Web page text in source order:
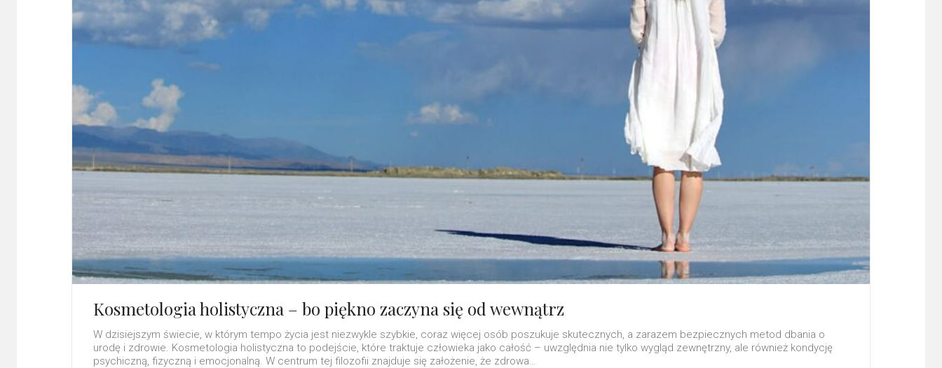
Kosmetologia holistyczna – bo piękno zaczyna się od wewnątrz
W dzisiejszym świecie, w którym tempo życia jest niezwykle szybkie, coraz więcej osób poszukuje skutecznych, a zarazem bezpiecznych metod dbania o
urodę i zdrowie. Kosmetologia holistyczna to podejście, które traktuje człowieka jako całość – uwzględnia nie tylko wygląd zewnętrzny, ale również kondycję
psychiczną, fizyczną i emocjonalną. W centrum tej filozofii znajduje się założenie, że zdrowa…